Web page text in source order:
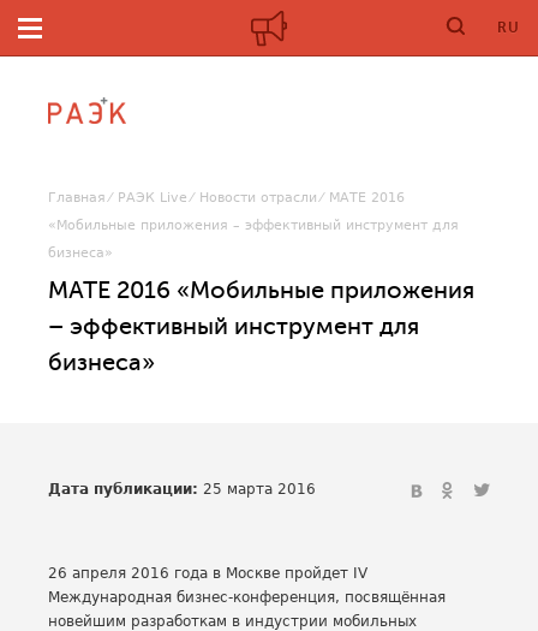
RU
Главная РАЭК Live Новости отрасли
МАТЕ 2016
«Мобильные приложения – эффективный инструмент для
бизнеса»
МАТЕ 2016 «Мобильные приложения
– эффективный инструмент для
бизнеса»
Дата публикации: 25 марта 2016
26 апреля 2016 года в Москве пройдет IV
Международная бизнес-конференция, посвящённая
новейшим разработкам в индустрии мобильных